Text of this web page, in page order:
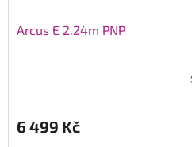
Arcus E 2.24m PNP
6 499 Kč